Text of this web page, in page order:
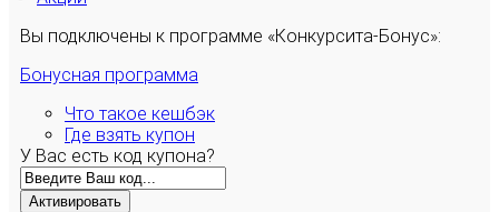
Вы подключены к программе «Конкурсита-Бонус»:
Бонусная программа
Что такое кешбэк
Где взять купон
У Вас есть код купона?
Активировать